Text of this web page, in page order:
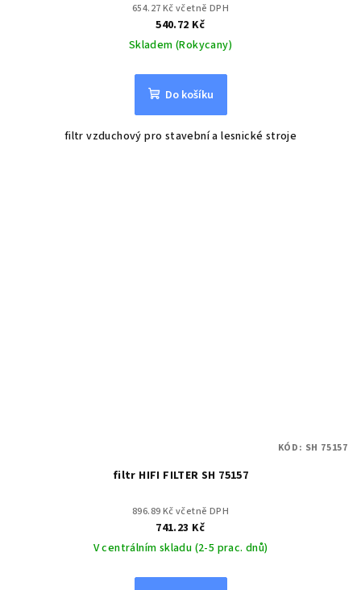
654.27 Kč včetně DPH
540.72 Kč
Skladem (Rokycany)
Do košíku
filtr vzduchový pro stavební a lesnické stroje
filtr HIFI FILTER SH 75157
896.89 Kč včetně DPH
741.23 Kč
V centrálním skladu (2-5 prac. dnů)
KÓD: SH 75157